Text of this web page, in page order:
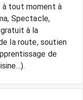
à tout moment à
Spectacle,
à la
la route, soutien
de